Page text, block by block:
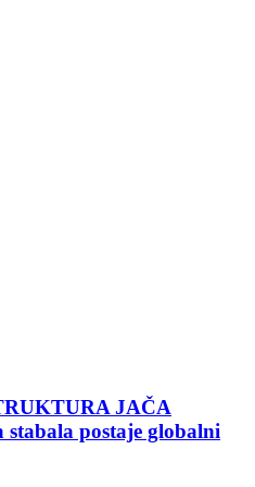
JAČA
postaje globalni